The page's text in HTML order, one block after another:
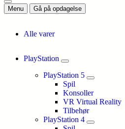
Menu Gå på opdagelse
Alle varer
PlayStation
PlayStation 5
Spil
Konsoller
VR Virtual Reality
Tilbehør
PlayStation 4